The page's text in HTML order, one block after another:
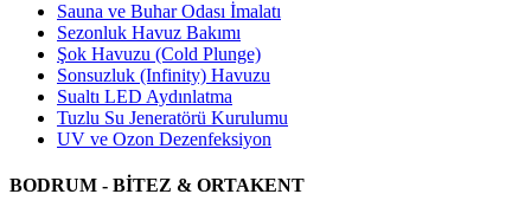
Sauna ve Buhar Odası İmalatı
Sezonluk Havuz Bakımı
Şok Havuzu (Cold Plunge)
Sonsuzluk (Infinity) Havuzu
Sualtı LED Aydınlatma
Tuzlu Su Jeneratörü Kurulumu
UV ve Ozon Dezenfeksiyon
BODRUM - BİTEZ & ORTAKENT